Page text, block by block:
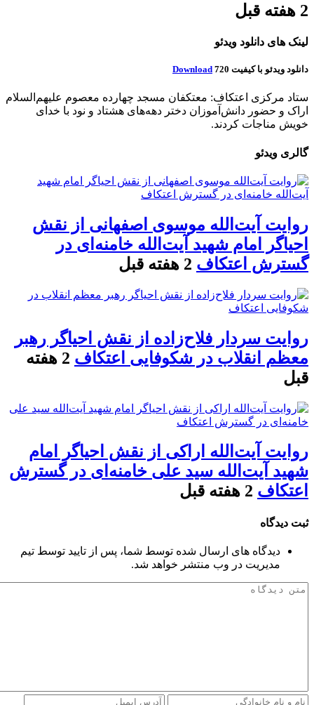
2 هفته قبل
لینک های دانلود ویدئو
دانلود ویدئو با کیفیت 720 Download
ستاد مرکزی اعتکاف: معتکفان مسجد چهارده معصوم علیهم‌السلام
اراک و حضور دانش‌آموزان دختر دهه‌های هشتاد و نود با خدای
خویش مناجات کردند.
گالری ویدئو
روایت آیت‌الله موسوی اصفهانی از نقش
احیاگر امام شهید آیت‌الله خامنه‌ای در
گسترش اعتکاف 2 هفته قبل
روایت سردار فلاح‌زاده از نقش احیاگر رهبر
معظم انقلاب در شکوفایی اعتکاف
2 هفته
قبل
روایت آیت‌الله اراکی از نقش احیاگر امام
شهید آیت‌الله سید علی خامنه‌ای در گسترش
اعتکاف 2 هفته قبل
ثبت دیدگاه
دیدگاه های ارسال شده توسط شما، پس از تایید توسط تیم
مدیریت در وب منتشر خواهد شد.